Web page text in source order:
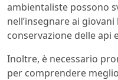
ambientaliste possono
nell’insegnare ai
conservazione delle api
Inoltre, è necessario
per comprendere